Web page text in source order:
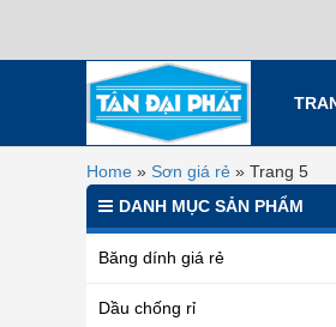
Home » Sơn giá rẻ » Trang 5
DANH MỤC SẢN PHẨM
Băng dính giá rẻ
Dầu chống rỉ